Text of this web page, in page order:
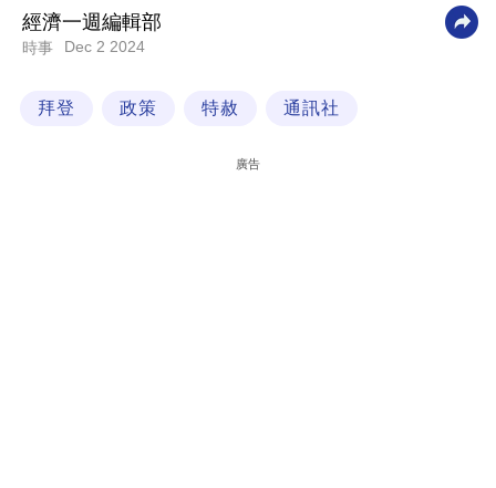
業
科
經濟一週編輯部
時事 Dec 2 2024
拜登 政策 特赦 通訊社
廣告